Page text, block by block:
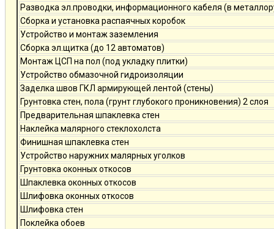
Разводка эл.проводки, информационного кабеля (в
Сборка и установка распаячных коробок
Устройство и монтаж заземления
Сборка эл.щитка (до 12 автоматов)
Монтаж ЦСП на пол (под укладку плитки)
Устройство обмазочной гидроизоляции
Заделка швов ГКЛ армирующей лентой (стены)
Грунтовка стен, пола (грунт глубокого проникновения) 2 слоя
Предварительная шпаклевка стен
Наклейка малярного стеклохолста
Финишная шпаклевка стен
Устройство наружних малярных уголков
Грунтовка оконных откосов
Шпаклевка оконных откосов
Шлифовка оконных откосов
Шлифовка стен
Поклейка обоев